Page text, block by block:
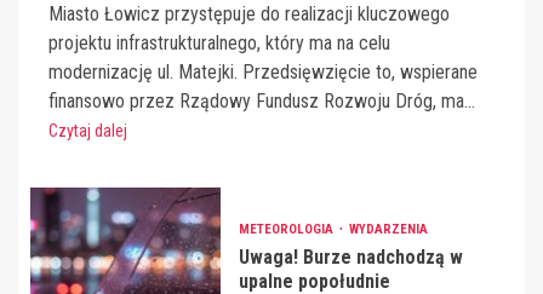
Miasto Łowicz przystępuje do realizacji kluczowego
projektu infrastrukturalnego, który ma na celu
modernizację ul. Matejki. Przedsięwzięcie to, wspierane
finansowo przez Rządowy Fundusz Rozwoju Dróg, ma...
Czytaj dalej
METEOROLOGIA WYDARZENIA
Uwaga! Burze nadchodzą w
upalne popołudnie